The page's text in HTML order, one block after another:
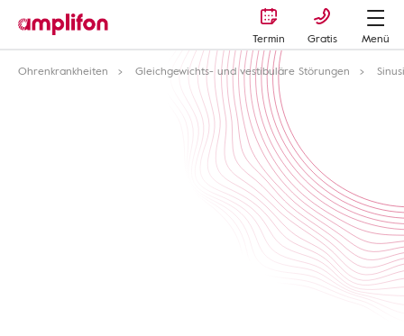
Termin Gratis
Menü
Ohrenkrankheiten
Gleichgewichts- und vestibuläre Störungen